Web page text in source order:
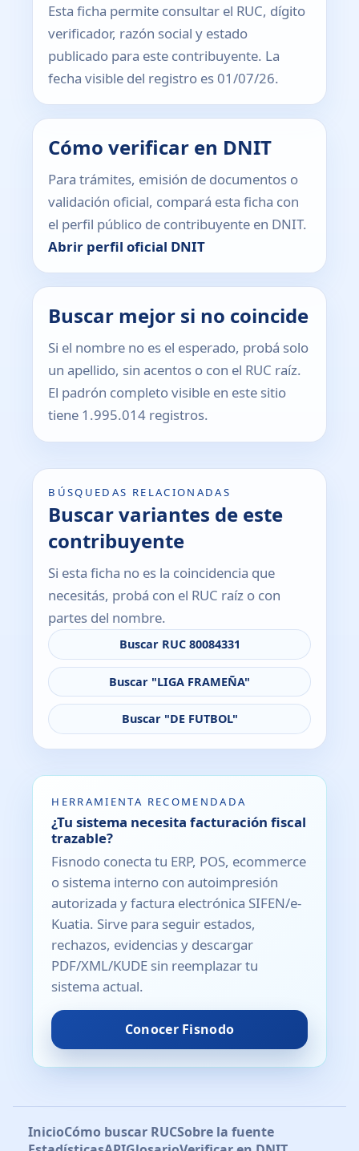
Esta ficha permite consultar el RUC, dígito
verificador, razón social y estado
publicado para este contribuyente. La
fecha visible del registro es 01/07/26.
Cómo verificar en DNIT
Para trámites, emisión de documentos o
validación oficial, compará esta ficha con
el perfil público de contribuyente en DNIT.
Abrir perfil oficial DNIT
Buscar mejor si no coincide
Si el nombre no es el esperado, probá solo
un apellido, sin acentos o con el RUC raíz.
El padrón completo visible en este sitio
tiene 1.995.014 registros.
BÚSQUEDAS RELACIONADAS
Buscar variantes de este
contribuyente
Si esta ficha no es la coincidencia que
necesitás, probá con el RUC raíz o con
partes del nombre.
Buscar RUC 80084331
Buscar "LIGA FRAMEÑA"
Buscar "DE FUTBOL"
HERRAMIENTA RECOMENDADA
¿Tu sistema necesita facturación fiscal
trazable?
Fisnodo conecta tu ERP, POS, ecommerce
o sistema interno con autoimpresión
autorizada y factura electrónica SIFEN/e-
Kuatia. Sirve para seguir estados,
rechazos, evidencias y descargar
PDF/XML/KUDE sin reemplazar tu
sistema actual.
Conocer Fisnodo
InicioCómo buscar RUCSobre la fuente